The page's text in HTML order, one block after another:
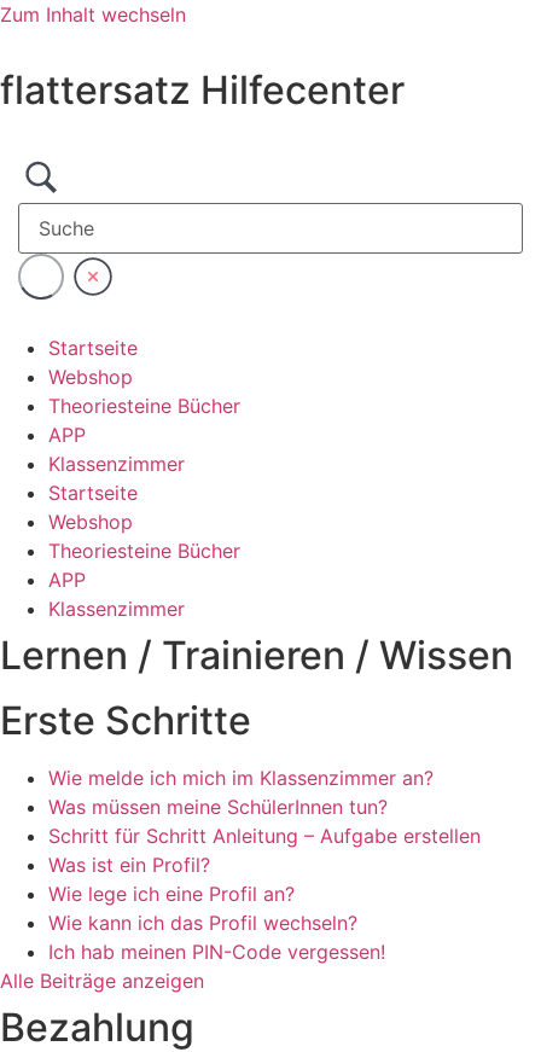
Zum Inhalt wechseln
flattersatz Hilfecenter
Startseite
Webshop
Theoriesteine Bücher
APP
Klassenzimmer
Startseite
Webshop
Theoriesteine Bücher
APP
Klassenzimmer
Lernen / Trainieren / Wissen
Erste Schritte
Wie melde ich mich im Klassenzimmer an?
Was müssen meine SchülerInnen tun?
Schritt für Schritt Anleitung – Aufgabe erstellen
Was ist ein Profil?
Wie lege ich eine Profil an?
Wie kann ich das Profil wechseln?
Ich hab meinen PIN-Code vergessen!
Alle Beiträge anzeigen
Bezahlung